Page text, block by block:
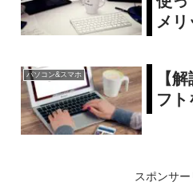
メリ
パソコン&スマホ
【
フト
スポンサー